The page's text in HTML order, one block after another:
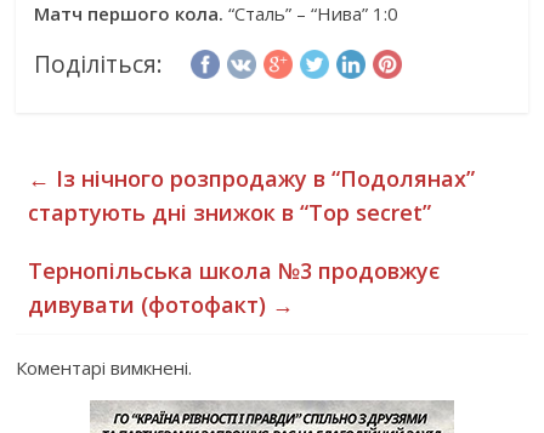
Матч першого кола.“Сталь” – “Нива” 1:0
Поділіться:
← Із нічного розпродажу в “Подолянах”
стартують дні знижок в “Top secret”
Тернопільська школа №3 продовжує
дивувати (фотофакт) →
Коментарі вимкнені.